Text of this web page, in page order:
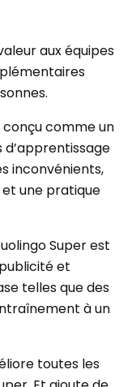
aux équipes
comme un
inconvénients,
une pratique
Super est
et
telles que des
à un
toutes les